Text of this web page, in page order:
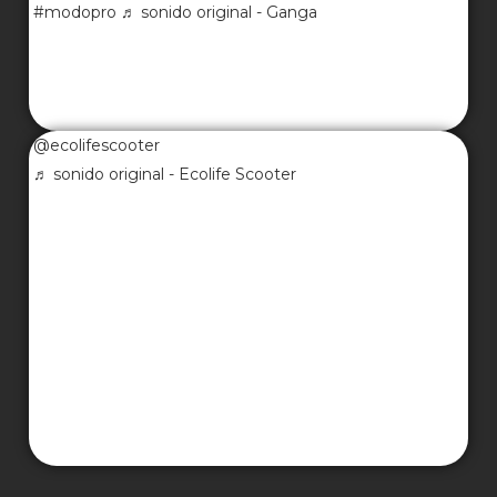
#modopro ♬ sonido original - Ganga
@ecolifescooter
♬ sonido original - Ecolife Scooter